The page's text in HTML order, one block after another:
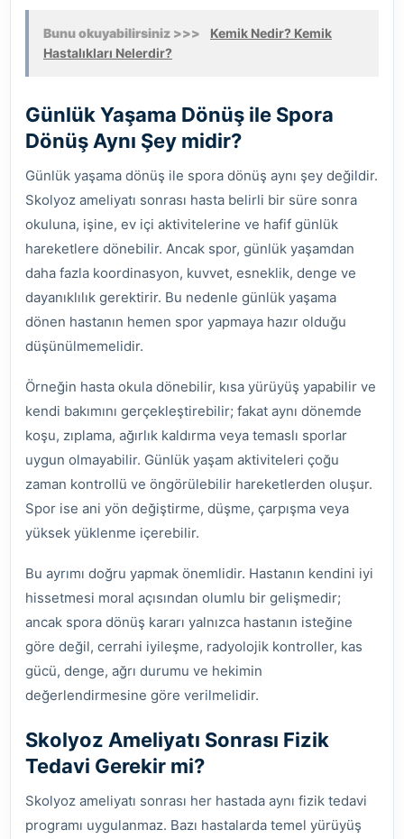
Bunu okuyabilirsiniz >>>
Kemik Nedir? Kemik
Hastalıkları Nelerdir?
Günlük Yaşama Dönüş ile Spora
Dönüş Aynı Şey midir?
Günlük yaşama dönüş ile spora dönüş aynı şey değildir.
Skolyoz ameliyatı sonrası hasta belirli bir süre sonra
okuluna, işine, ev içi aktivitelerine ve hafif günlük
hareketlere dönebilir. Ancak spor, günlük yaşamdan
daha fazla koordinasyon, kuvvet, esneklik, denge ve
dayanıklılık gerektirir. Bu nedenle günlük yaşama
dönen hastanın hemen spor yapmaya hazır olduğu
düşünülmemelidir.
Örneğin hasta okula dönebilir, kısa yürüyüş yapabilir ve
kendi bakımını gerçekleştirebilir; fakat aynı dönemde
koşu, zıplama, ağırlık kaldırma veya temaslı sporlar
uygun olmayabilir. Günlük yaşam aktiviteleri çoğu
zaman kontrollü ve öngörülebilir hareketlerden oluşur.
Spor ise ani yön değiştirme, düşme, çarpışma veya
yüksek yüklenme içerebilir.
Bu ayrımı doğru yapmak önemlidir. Hastanın kendini iyi
hissetmesi moral açısından olumlu bir gelişmedir;
ancak spora dönüş kararı yalnızca hastanın isteğine
göre değil, cerrahi iyileşme, radyolojik kontroller, kas
gücü, denge, ağrı durumu ve hekimin
değerlendirmesine göre verilmelidir.
Skolyoz Ameliyatı Sonrası Fizik
Tedavi Gerekir mi?
Skolyoz ameliyatı sonrası her hastada aynı fizik tedavi
programı uygulanmaz. Bazı hastalarda temel yürüyüş